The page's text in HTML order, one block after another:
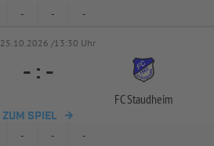
- - -
25.10.2026 /13:30 Uhr
- : -
FC Staudheim
ZUM SPIEL
- - -